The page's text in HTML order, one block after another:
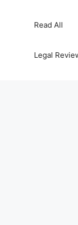
Read All
Legal